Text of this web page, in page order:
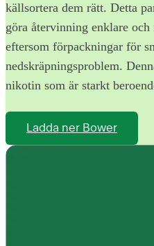
källsortera dem rätt. Detta
göra återvinning enklare och
eftersom förpackningar för
nedskräpningsproblem.
nikotin som är starkt
Ladda ner Bower